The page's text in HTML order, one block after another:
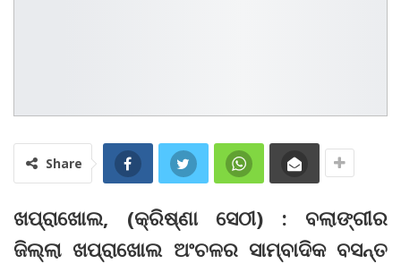
Share
ଖପ୍ରାଖୋଲ, (କ୍ରିଷ୍ଣା ସେଠୀ) : ବଲାଙ୍ଗୀର
ଜିଲ୍ଲା ଖପ୍ରାଖୋଲ ଅଂଚଳର ସାମ୍ବାଦିକ ବସନ୍ତ